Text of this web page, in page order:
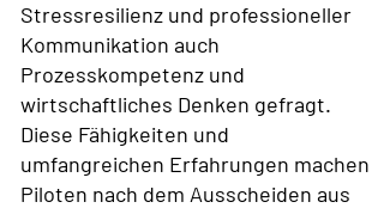
Stressresilienz und professioneller
Kommunikation auch
Prozesskompetenz und
wirtschaftliches Denken gefragt.
Diese Fähigkeiten und
umfangreichen Erfahrungen machen
Piloten nach dem Ausscheiden aus